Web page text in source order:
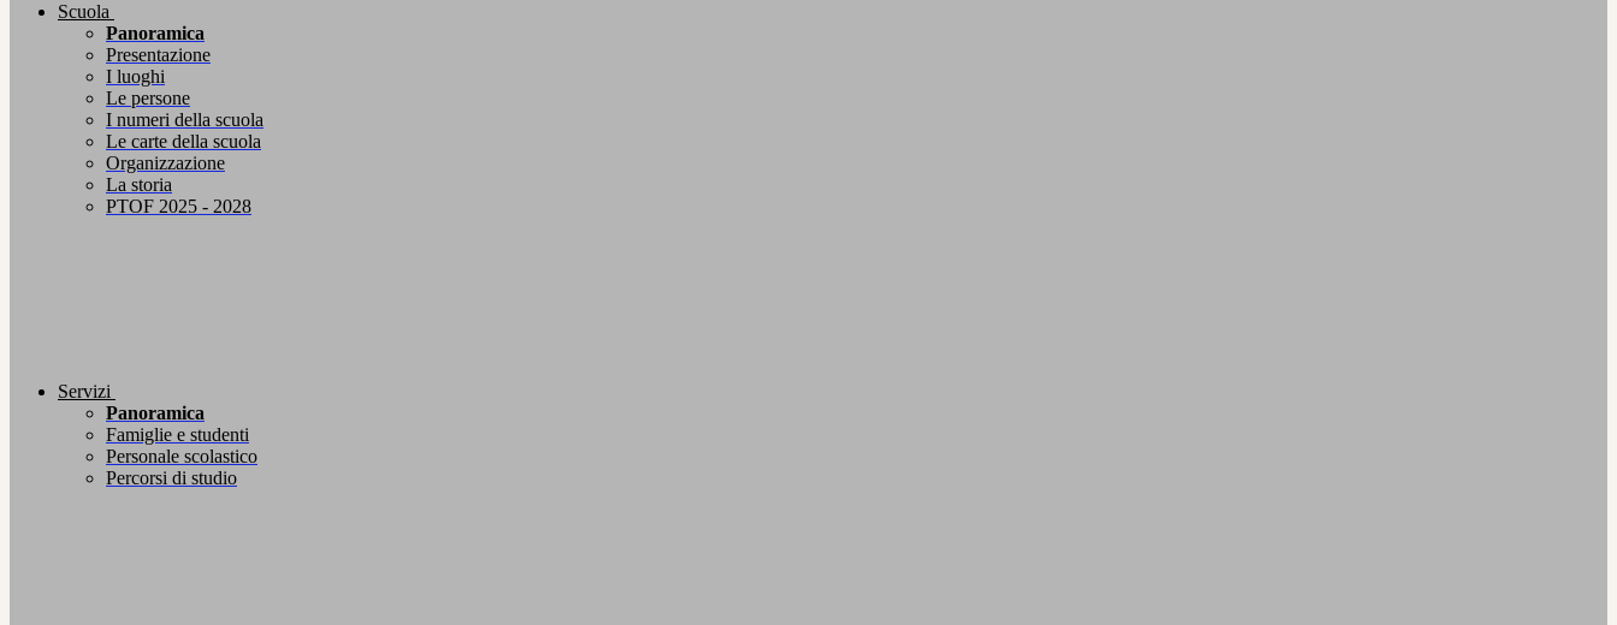
Scuola
Panoramica
Presentazione
I luoghi
Le persone
I numeri della scuola
Le carte della scuola
Organizzazione
La storia
PTOF 2025 - 2028
Servizi
Panoramica
Famiglie e studenti
Personale scolastico
Percorsi di studio